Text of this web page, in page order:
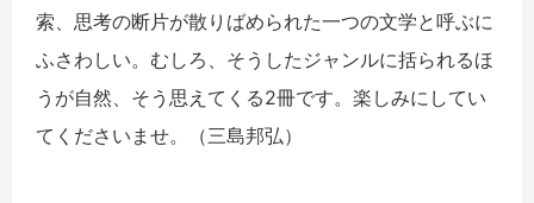
索、思考の断片が散りばめられた一つの文学と呼ぶに
ふさわしい。むしろ、そうしたジャンルに括られるほ
うが自然、そう思えてくる2冊です。楽しみにしてい
てくださいませ。（三島邦弘）